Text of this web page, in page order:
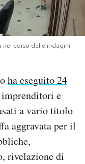
nel corso delle indagini
ha eseguito 24
e
a vario titolo
aggravata per il
rivelazione di